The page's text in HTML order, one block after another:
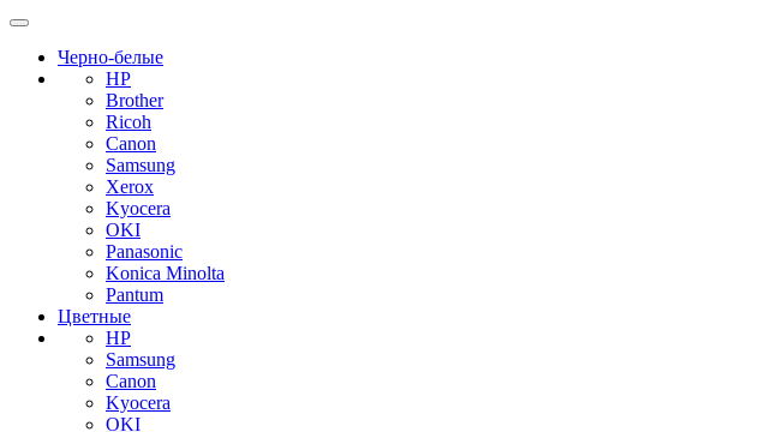
Черно-белые
HP
Brother
Ricoh
Canon
Samsung
Xerox
Kyocera
OKI
Panasonic
Konica Minolta
Pantum
Цветные
HP
Samsung
Canon
Kyocera
OKI